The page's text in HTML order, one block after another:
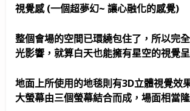
視覺感 (一個超夢幻~ 讓心融化的感覺)
整個會場的空間已環繞包住了，所以完
光影響，就算白天也能擁有星空的視覺
地面上所使用的地毯則有3D立體視覺效
大螢幕由三個螢幕結合而成，場面相當